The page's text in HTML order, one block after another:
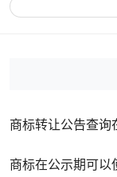
商标转让公告查询
商标在公示期可以